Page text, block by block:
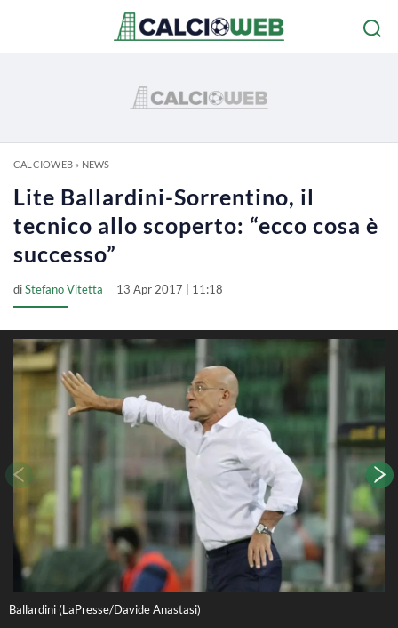
CALCIOWEB» NEWS
Lite Ballardini-Sorrentino, il
tecnico allo scoperto: “ecco cosa è
successo”
diStefano Vitetta 13 Apr 2017 | 11:18
Ballardini (LaPresse/Davide Anastasi)